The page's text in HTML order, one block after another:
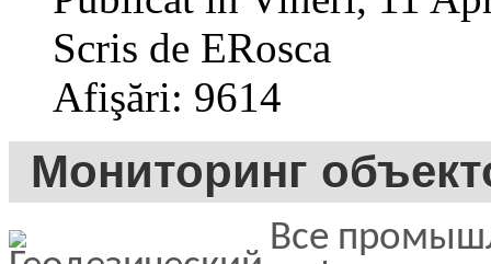
Scris de ERosca
Afişări: 9614
Мониторинг
Все